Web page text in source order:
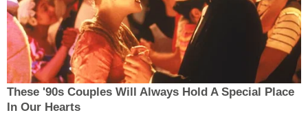
These '90s Couples Will Always Hold A Special Place
In Our Hearts